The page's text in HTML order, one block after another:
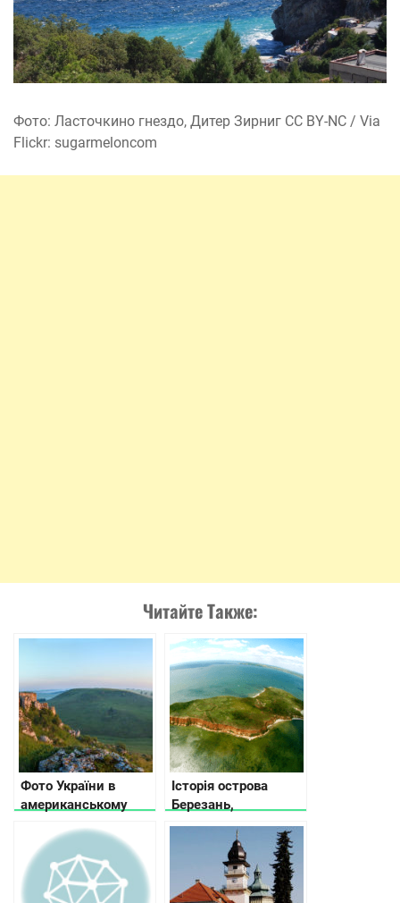
Фото: Ласточкино гнездо, Дитер Зирниг CC BY-NC / Via
Flickr: sugarmeloncom
Читайте Также:
Фото України в
американському
Неймовірна Україна
Історія острова
Березань,
Миколаївська